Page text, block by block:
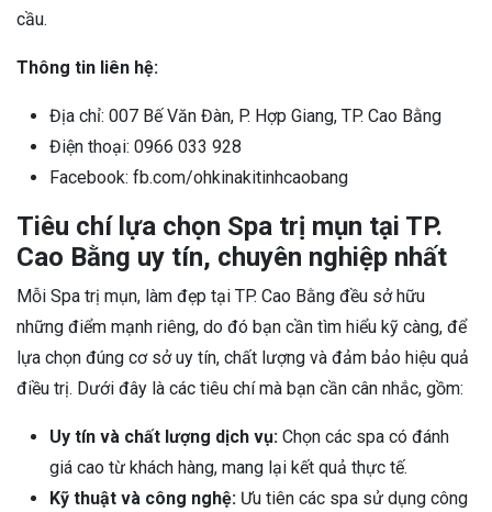
cầu.
Thông tin liên hệ:
Địa chỉ: 007 Bế Văn Đàn, P. Hợp Giang, TP. Cao Bằng
Điện thoại: 0966 033 928
Facebook: fb.com/ohkinakitinhcaobang
Tiêu chí lựa chọn Spa trị mụn tại TP.
Cao Bằng uy tín, chuyên nghiệp nhất
Mỗi Spa trị mụn, làm đẹp tại TP. Cao Bằng đều sở hữu
những điểm mạnh riêng, do đó bạn cần tìm hiểu kỹ càng, để
lựa chọn đúng cơ sở uy tín, chất lượng và đảm bảo hiệu quả
điều trị. Dưới đây là các tiêu chí mà bạn cần cân nhắc, gồm:
Uy tín và chất lượng dịch vụ: Chọn các spa có đánh
giá cao từ khách hàng, mang lại kết quả thực tế.
Kỹ thuật và công nghệ: Ưu tiên các spa sử dụng công